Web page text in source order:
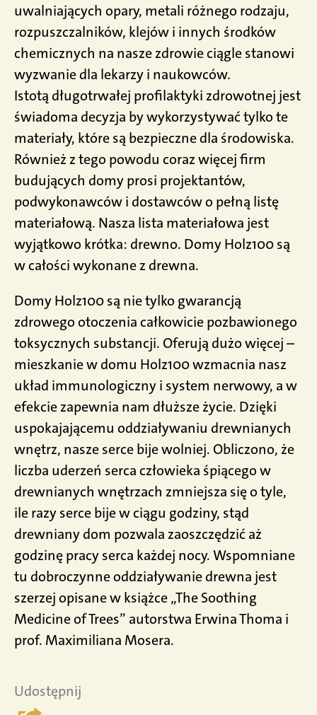
uwalniających opary, metali różnego rodzaju,
rozpuszczalników, klejów i innych środków
chemicznych na nasze zdrowie ciągle stanowi
wyzwanie dla lekarzy i naukowców.
Istotą długotrwałej profilaktyki zdrowotnej jest
świadoma decyzja by wykorzystywać tylko te
materiały, które są bezpieczne dla środowiska.
Również z tego powodu coraz więcej firm
budujących domy prosi projektantów,
podwykonawców i dostawców o pełną listę
materiałową. Nasza lista materiałowa jest
wyjątkowo krótka: drewno. Domy Holz100 są
w całości wykonane z drewna.
Domy Holz100 są nie tylko gwarancją
zdrowego otoczenia całkowicie pozbawionego
toksycznych substancji. Oferują dużo więcej –
mieszkanie w domu Holz100 wzmacnia nasz
układ immunologiczny i system nerwowy, a w
efekcie zapewnia nam dłuższe życie. Dzięki
uspokajającemu oddziaływaniu drewnianych
wnętrz, nasze serce bije wolniej. Obliczono, że
liczba uderzeń serca człowieka śpiącego w
drewnianych wnętrzach zmniejsza się o tyle,
ile razy serce bije w ciągu godziny, stąd
drewniany dom pozwala zaoszczędzić aż
godzinę pracy serca każdej nocy. Wspomniane
tu dobroczynne oddziaływanie drewna jest
szerzej opisane w książce „The Soothing
Medicine of Trees” autorstwa Erwina Thoma i
prof. Maximiliana Mosera.
Udostępnij